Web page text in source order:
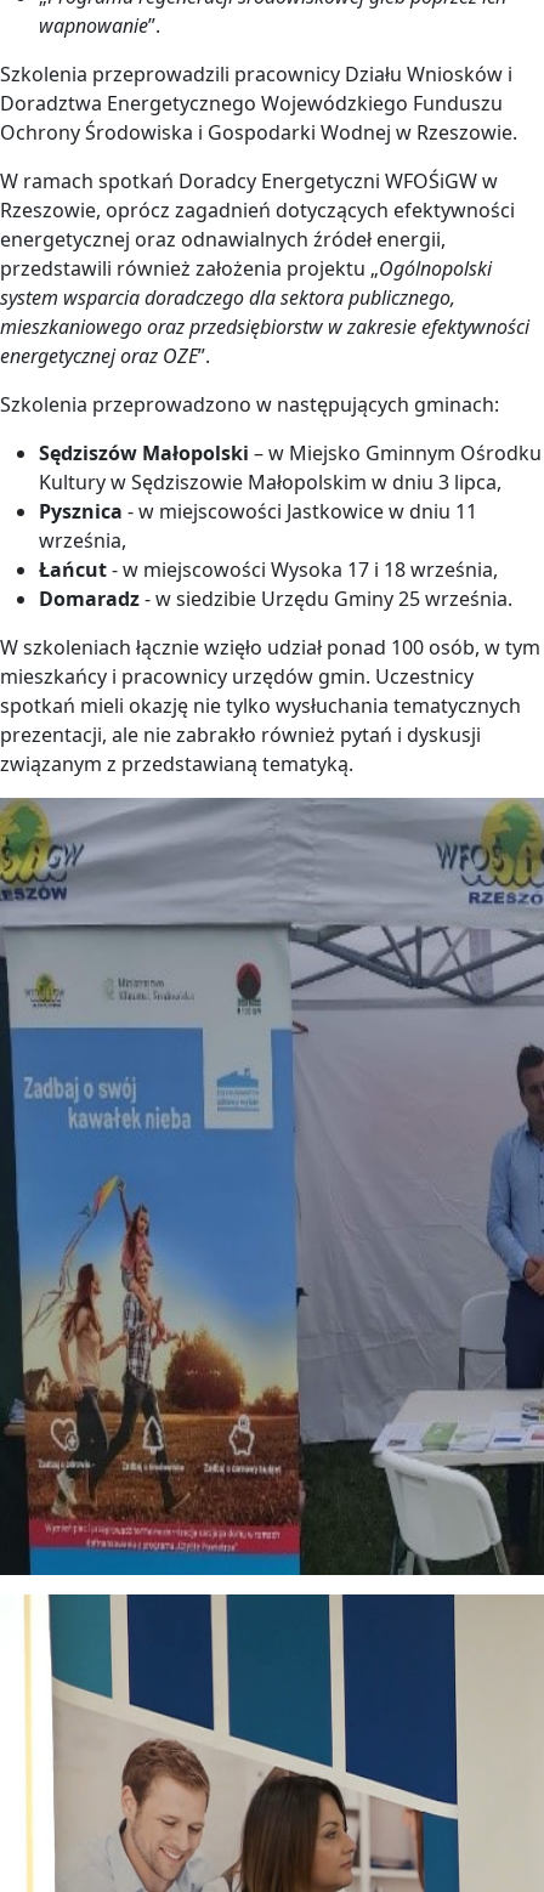
wapnowanie”.
Szkolenia przeprowadzili pracownicy Działu Wniosków i
Doradztwa Energetycznego Wojewódzkiego Funduszu
Ochrony Środowiska i Gospodarki Wodnej w Rzeszowie.
W ramach spotkań Doradcy Energetyczni WFOŚiGW w
Rzeszowie, oprócz zagadnień dotyczących efektywności
energetycznej oraz odnawialnych źródeł energii,
przedstawili również założenia projektu „Ogólnopolski
system wsparcia doradczego dla sektora publicznego,
mieszkaniowego oraz przedsiębiorstw w zakresie efektywności
energetycznej oraz OZE”.
Szkolenia przeprowadzono w następujących gminach:
Sędziszów Małopolski – w Miejsko Gminnym Ośrodku
Kultury w Sędziszowie Małopolskim w dniu 3 lipca,
Pysznica - w miejscowości Jastkowice w dniu 11
września,
Łańcut- w miejscowości Wysoka 17 i 18 września,
Domaradz- w siedzibie Urzędu Gminy 25 września.
W szkoleniach łącznie wzięło udział ponad 100 osób, w tym
mieszkańcy i pracownicy urzędów gmin. Uczestnicy
spotkań mieli okazję nie tylko wysłuchania tematycznych
prezentacji, ale nie zabrakło również pytań i dyskusji
związanym z przedstawianą tematyką.